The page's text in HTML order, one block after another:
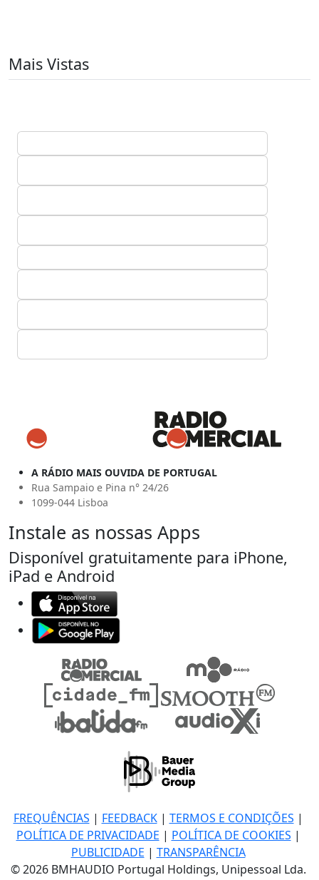
Mais Vistas
A RÁDIO MAIS OUVIDA DE PORTUGAL
Rua Sampaio e Pina n° 24/26
1099-044 Lisboa
Instale as nossas Apps
Disponível gratuitamente para iPhone,
iPad e Android
FREQUÊNCIAS | FEEDBACK| TERMOS E CONDIÇÕES |
POLÍTICA DE PRIVACIDADE | POLÍTICA DE COOKIES |
PUBLICIDADE | TRANSPARÊNCIA
© 2026 BMHAUDIO Portugal Holdings, Unipessoal Lda.